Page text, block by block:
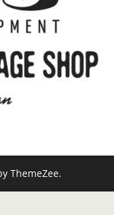
ThemeZee.